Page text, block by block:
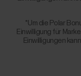
*Um die Polar
Einwilligung für
Einwilligungen